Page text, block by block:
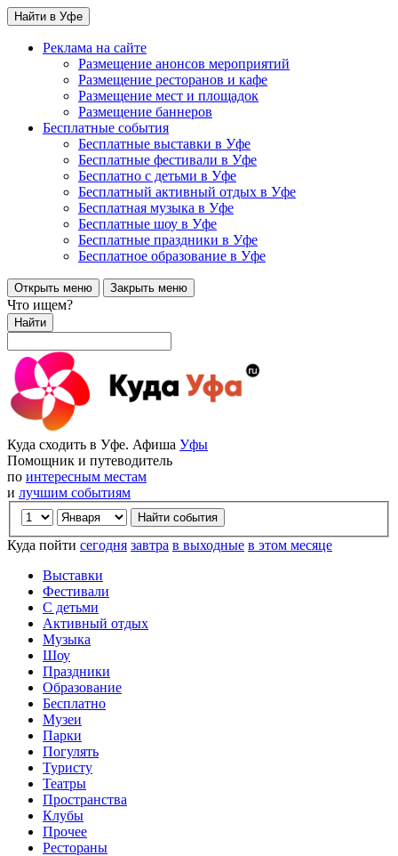
Найти в Уфе
Реклама на сайте
Размещение анонсов мероприятий
Размещение ресторанов и кафе
Размещение мест и площадок
Размещение баннеров
Бесплатные события
Бесплатные выставки в Уфе
Бесплатные фестивали в Уфе
Бесплатно с детьми в Уфе
Бесплатный активный отдых в Уфе
Бесплатная музыка в Уфе
Бесплатные шоу в Уфе
Бесплатные праздники в Уфе
Бесплатное образование в Уфе
Открыть меню Закрыть меню
Что ищем?
Найти
Куда сходить в Уфе. Афиша Уфы
Помощник и путеводитель
по интересным местам
и лучшим событиям
Куда пойти сегодня завтра в выходные в этом месяце
Выставки
Фестивали
С детьми
Активный отдых
Музыка
Шоу
Праздники
Образование
Бесплатно
Музеи
Парки
Погулять
Туристу
Театры
Пространства
Клубы
Прочее
Рестораны